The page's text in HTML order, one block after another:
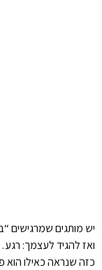
יש מותגים שמרגישים
ואז להגיד לעצמך:
כזה שנראה כאילו הוא